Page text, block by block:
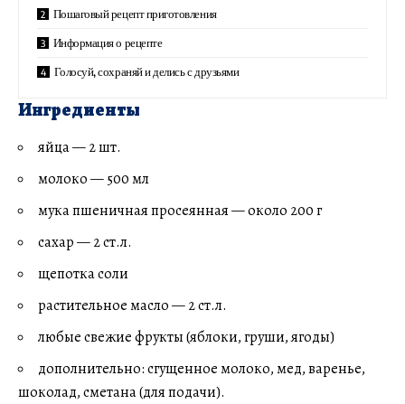
Пошаговый рецепт приготовления
Информация о рецепте
Голосуй, сохраняй и делись с друзьями
Ингредиенты
яйца — 2 шт.
молоко — 500 мл
мука пшеничная просеянная — около 200 г
сахар — 2 ст.л.
щепотка соли
растительное масло — 2 ст.л.
любые свежие фрукты (яблоки, груши, ягоды)
дополнительно: сгущенное молоко, мед, варенье,
шоколад, сметана (для подачи).